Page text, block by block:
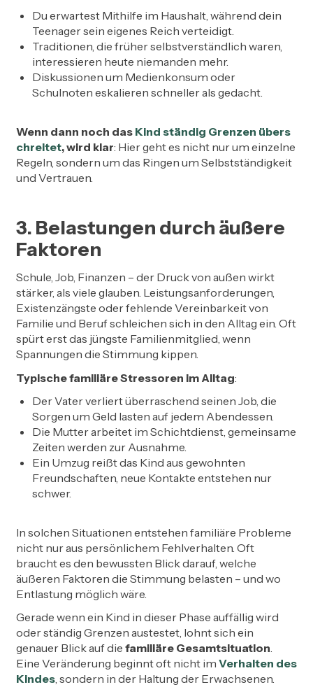
Du erwartest Mithilfe im Haushalt, während dein
Teenager sein eigenes Reich verteidigt.
Traditionen, die früher selbstverständlich waren,
interessieren heute niemanden mehr.
Diskussionen um Medienkonsum oder
Schulnoten eskalieren schneller als gedacht.
Wenn dann noch das Kind ständig Grenzen übers
chreitet, wird klar: Hier geht es nicht nur um einzelne
Regeln, sondern um das Ringen um Selbstständigkeit
und Vertrauen.
3. Belastungen durch äußere
Faktoren
Schule, Job, Finanzen – der Druck von außen wirkt
stärker, als viele glauben. Leistungsanforderungen,
Existenzängste oder fehlende Vereinbarkeit von
Familie und Beruf schleichen sich in den Alltag ein. Oft
spürt erst das jüngste Familienmitglied, wenn
Spannungen die Stimmung kippen.
Typische familiäre Stressoren im Alltag:
Der Vater verliert überraschend seinen Job, die
Sorgen um Geld lasten auf jedem Abendessen.
Die Mutter arbeitet im Schichtdienst, gemeinsame
Zeiten werden zur Ausnahme.
Ein Umzug reißt das Kind aus gewohnten
Freundschaften, neue Kontakte entstehen nur
schwer.
In solchen Situationen entstehen familiäre Probleme
nicht nur aus persönlichem Fehlverhalten. Oft
braucht es den bewussten Blick darauf, welche
äußeren Faktoren die Stimmung belasten – und wo
Entlastung möglich wäre.
Gerade wenn ein Kind in dieser Phase auffällig wird
oder ständig Grenzen austestet, lohnt sich ein
genauer Blick auf die familiäre Gesamtsituation.
Eine Veränderung beginnt oft nicht im Verhalten des
Kindes, sondern in der Haltung der Erwachsenen.